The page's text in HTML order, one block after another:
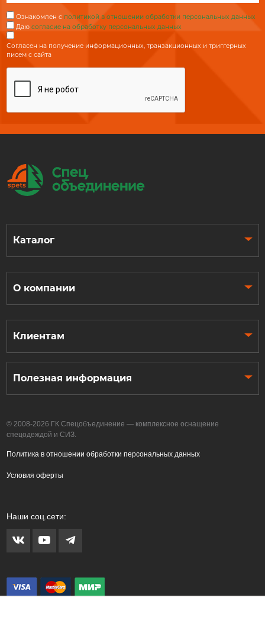
Ознакомлен с политикой в отношении обработки персональных данных
Даю согласие на обработку персональных данных
Согласен на получение информационных, транзакционных и триггерных
писем с сайта
Каталог
О компании
Клиентам
Полезная информация
© 2008-2026 ГК Спецобъединение — комплексное оснащение
спецодеждой и СИЗ.
Политика в отношении обработки персональных данных
Условия оферты
Наши соц.сети: